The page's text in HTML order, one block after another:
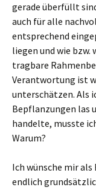
gerade überfüllt
auch für alle
entsprechend
liegen und wie bzw.
tragbare
Verantwortung ist
unterschätzen. Als
Bepflanzungen las
handelte, musste
Warum?
Ich wünsche mir als
endlich